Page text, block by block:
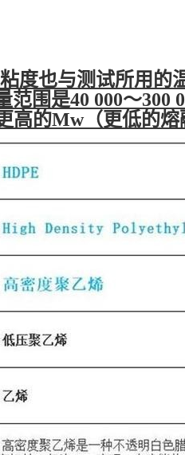
度也与测试所用的
围是40 000～
高的Mw（更低的